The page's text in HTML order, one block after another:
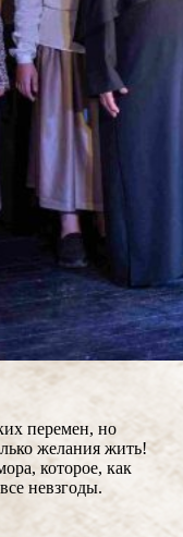
перемен, но
желания жить!
которое, как
невзгоды.